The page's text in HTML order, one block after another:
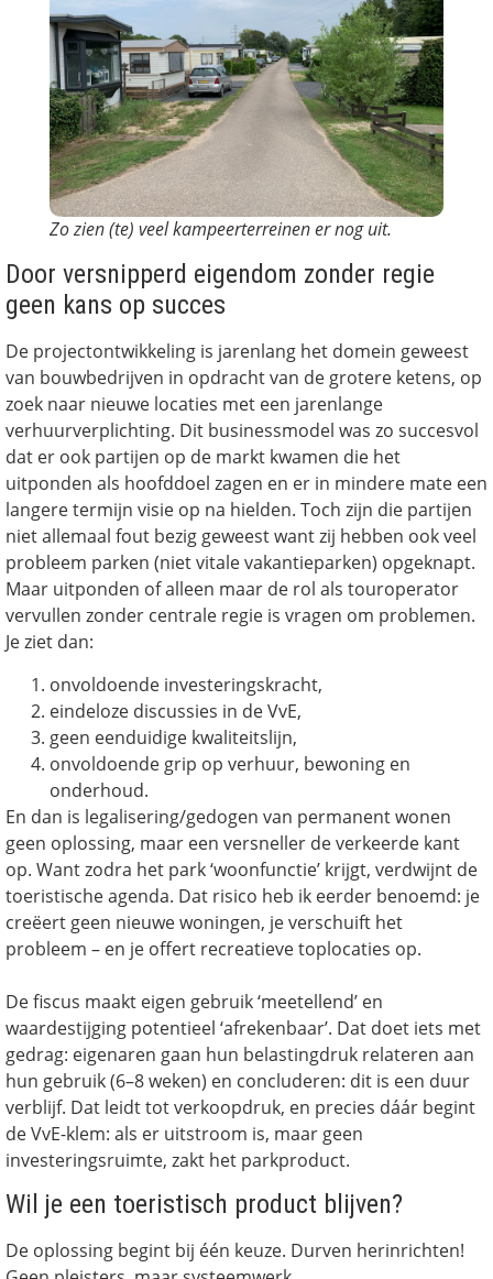
Zo zien (te) veel kampeerterreinen er nog uit.
Door versnipperd eigendom zonder regie
geen kans op succes
De projectontwikkeling is jarenlang het domein geweest
van bouwbedrijven in opdracht van de grotere ketens, op
zoek naar nieuwe locaties met een jarenlange
verhuurverplichting. Dit businessmodel was zo succesvol
dat er ook partijen op de markt kwamen die het
uitponden als hoofddoel zagen en er in mindere mate een
langere termijn visie op na hielden. Toch zijn die partijen
niet allemaal fout bezig geweest want zij hebben ook veel
probleem parken (niet vitale vakantieparken) opgeknapt.
Maar uitponden of alleen maar de rol als touroperator
vervullen zonder centrale regie is vragen om problemen.
Je ziet dan:
onvoldoende investeringskracht,
eindeloze discussies in de VvE,
geen eenduidige kwaliteitslijn,
onvoldoende grip op verhuur, bewoning en
onderhoud.
En dan is legalisering/gedogen van permanent wonen
geen oplossing, maar een versneller de verkeerde kant
op. Want zodra het park ‘woonfunctie’ krijgt, verdwijnt de
toeristische agenda. Dat risico heb ik eerder benoemd: je
creëert geen nieuwe woningen, je verschuift het
probleem – en je offert recreatieve toplocaties op.
De fiscus maakt eigen gebruik ‘meetellend’ en
waardestijging potentieel ‘afrekenbaar’. Dat doet iets met
gedrag: eigenaren gaan hun belastingdruk relateren aan
hun gebruik (6–8 weken) en concluderen: dit is een duur
verblijf. Dat leidt tot verkoopdruk, en precies dáár begint
de VvE-klem: als er uitstroom is, maar geen
investeringsruimte, zakt het parkproduct.
Wil je een toeristisch product blijven?
De oplossing begint bij één keuze. Durven herinrichten!